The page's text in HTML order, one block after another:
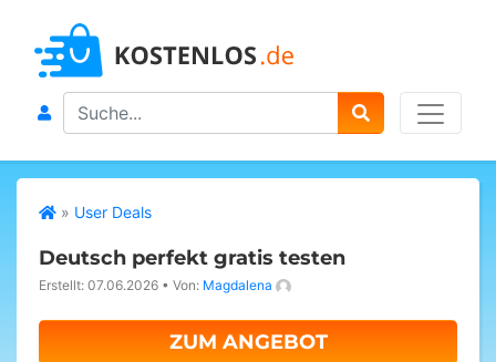
Search
» User Deals
Deutsch perfekt gratis testen
Erstellt: 07.06.2026 • Von: Magdalena
ZUM ANGEBOT